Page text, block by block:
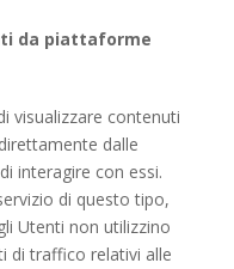
da piattaforme
visualizzare contenuti
dalle
interagire con essi.
di questo tipo,
Utenti non utilizzino
di traffico relativi alle